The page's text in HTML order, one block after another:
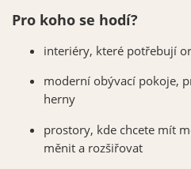
Pro koho se hodí?
interiéry, které potřebují
moderní obývací pokoje,
herny
prostory, kde chcete mít
měnit a rozšiřovat